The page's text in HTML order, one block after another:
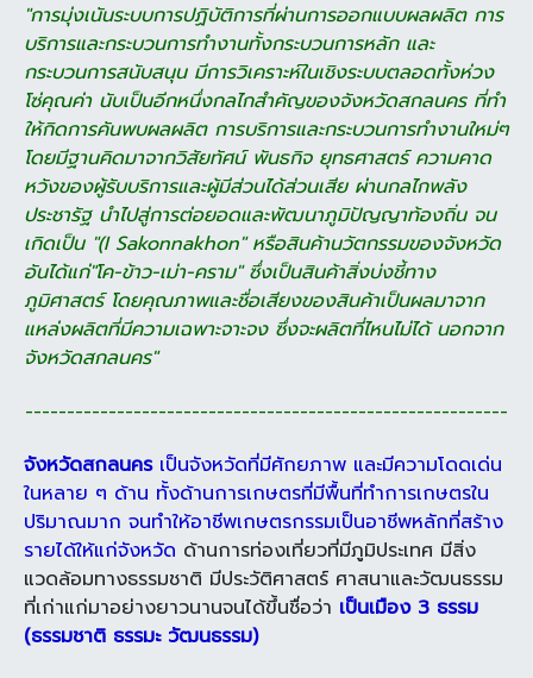
"การมุ่งเนันระบบการปฏิบัติการที่ผ่านการออกแบบผลผลิต การ
บริการและกระบวนการทำงานทั้งกระบวนการหลัก และ
กระบวนการสนับสนุน มีการวิเคราะห์ในเชิงระบบตลอดทั้งห่วง
โซ่คุณค่า นับเป็นอีกหนึ่งกลไกสำคัญของจังหวัดสกลนคร ที่ทำ
ให้กิดการคันพบผลผลิต การบริการและกระบวนการทำงานใหม่ๆ
โดยมีฐานคิดมาจากวิสัยทัศน์ พันธกิจ ยุทธศาสตร์ ความคาด
หวังของผู้รับบริการและผู้มีส่วนได้ส่วนเสีย ผ่านกลไกพลัง
ประชารัฐ นำไปสู่การต่อยอดและพัฒนาภูมิปัญญาท้องถิ่น จน
เกิดเป็น "(I Sakonnakhon" หรือสินค้านวัตกรรมของจังหวัด
อันได้แก่"โค-ข้าว-เม่า-คราม" ซึ่งเป็นสินค้าสิ่งบ่งชี้ทาง
ภูมิศาสตร์ โดยคุณภาพและชื่อเสียงของสินค้าเป็นผลมาจาก
แหล่งผลิตที่มีความเฉพาะจาะจง ซึ่งจะผลิตที่ไหนไม่ได้ นอกจาก
จังหวัดสกลนคร"
----------------------------------------------------------
จังหวัดสกลนครเป็นจังหวัดที่มีศักยภาพ และมีความโดดเด่น
ในหลาย ๆ ด้าน ทั้งด้านการเกษตรที่มีพื้นที่ทำการเกษตรใน
ปริมาณมาก จนทำให้อาชีพเกษตรกรรมเป็นอาชีพหลักที่สร้าง
รายได้ให้แก่จังหวัด ด้านการท่องเที่ยวที่มีภูมิประเทศ มีสิ่ง
แวดล้อมทางธรรมชาติ มีประวัติศาสตร์ ศาสนาและวัฒนธรรม
ที่เก่าแก่มาอย่างยาวนานจนได้ขึ้นชื่อว่า เป็นเมือง 3 ธรรม
(ธรรมชาติ ธรรมะ วัฒนธรรม)